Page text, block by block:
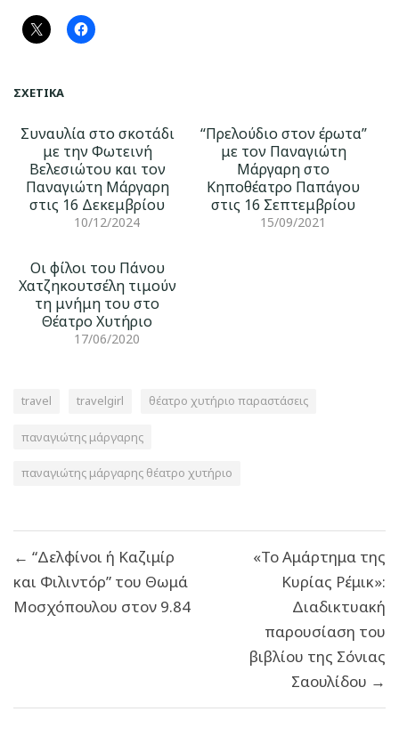
ΣΧΕΤΙΚΆ
Συναυλία στο σκοτάδι
με την Φωτεινή
Βελεσιώτου και τον
Παναγιώτη Μάργαρη
στις 16 Δεκεμβρίου
10/12/2024
“Πρελούδιο στον έρωτα”
με τον Παναγιώτη
Μάργαρη στο
Κηποθέατρο Παπάγου
στις 16 Σεπτεμβρίου
15/09/2021
Οι φίλοι του Πάνου
Χατζηκουτσέλη τιμούν
τη μνήμη του στο
Θέατρο Χυτήριο
17/06/2020
travel travelgirl θέατρο χυτήριο παραστάσεις
παναγιώτης μάργαρης
παναγιώτης μάργαρης θέατρο χυτήριο
άρθρων
← “Δελφίνοι ή Καζιμίρ
και Φιλιντόρ” του Θωμά
Μοσχόπουλου στον 9.84
«Το Αμάρτημα της
Κυρίας Ρέμικ»:
Διαδικτυακή
παρουσίαση του
βιβλίου της Σόνιας
Σαουλίδου →